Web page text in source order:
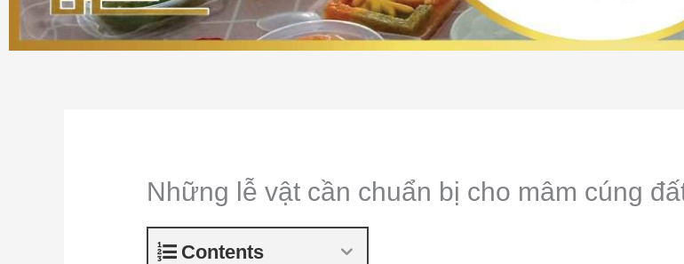
Những lễ vật cần chuẩn bị cho mâm cúng
Contents